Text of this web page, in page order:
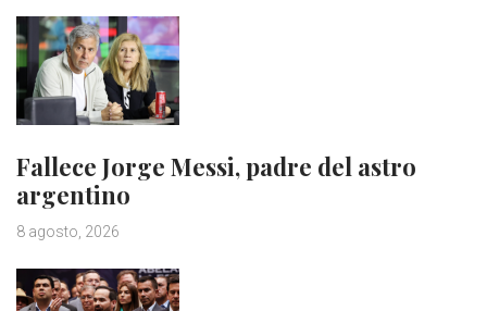
Fallece Jorge Messi, padre del astro
argentino
8 agosto, 2026